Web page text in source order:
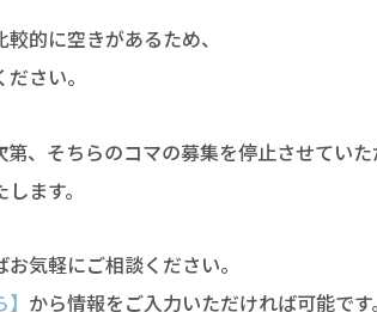
的に空きがあるため、
さい。
、そちらのコマの募集を停止させていた
ます。
気軽にご相談ください。
から情報をご入力いただければ可能です。